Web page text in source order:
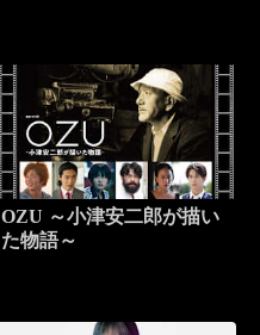
OZU ～小津安二郎が描い
た物語～